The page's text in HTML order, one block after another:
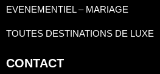
EVENEMENTIEL – MARIAGE
TOUTES DESTINATIONS DE LUXE
CONTACT